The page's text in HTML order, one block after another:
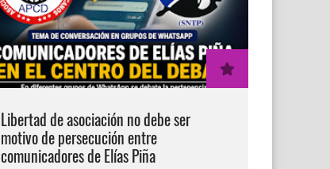
Libertad de asociación no debe ser
motivo de persecución entre
comunicadores de Elías Piña